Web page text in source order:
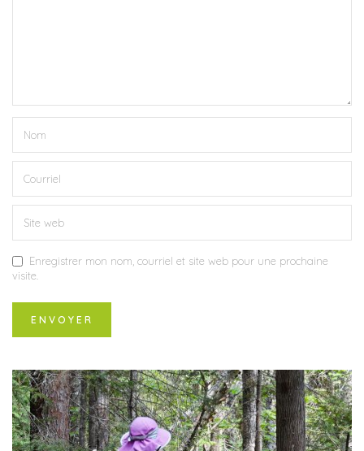
Enregistrer mon nom, courriel et site web pour une prochaine
visite.